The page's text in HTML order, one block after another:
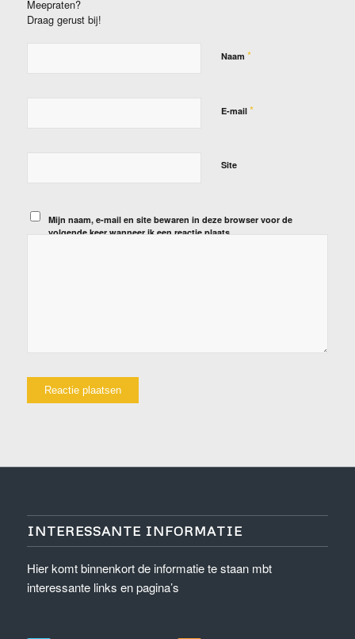
Meepraten?
Draag gerust bij!
Naam *
E-mail *
Site
Mijn naam, e-mail en site bewaren in deze browser voor de
volgende keer wanneer ik een reactie plaats.
INTERESSANTE INFORMATIE
Hier komt binnenkort de informatie te staan mbt
interessante links en pagina’s